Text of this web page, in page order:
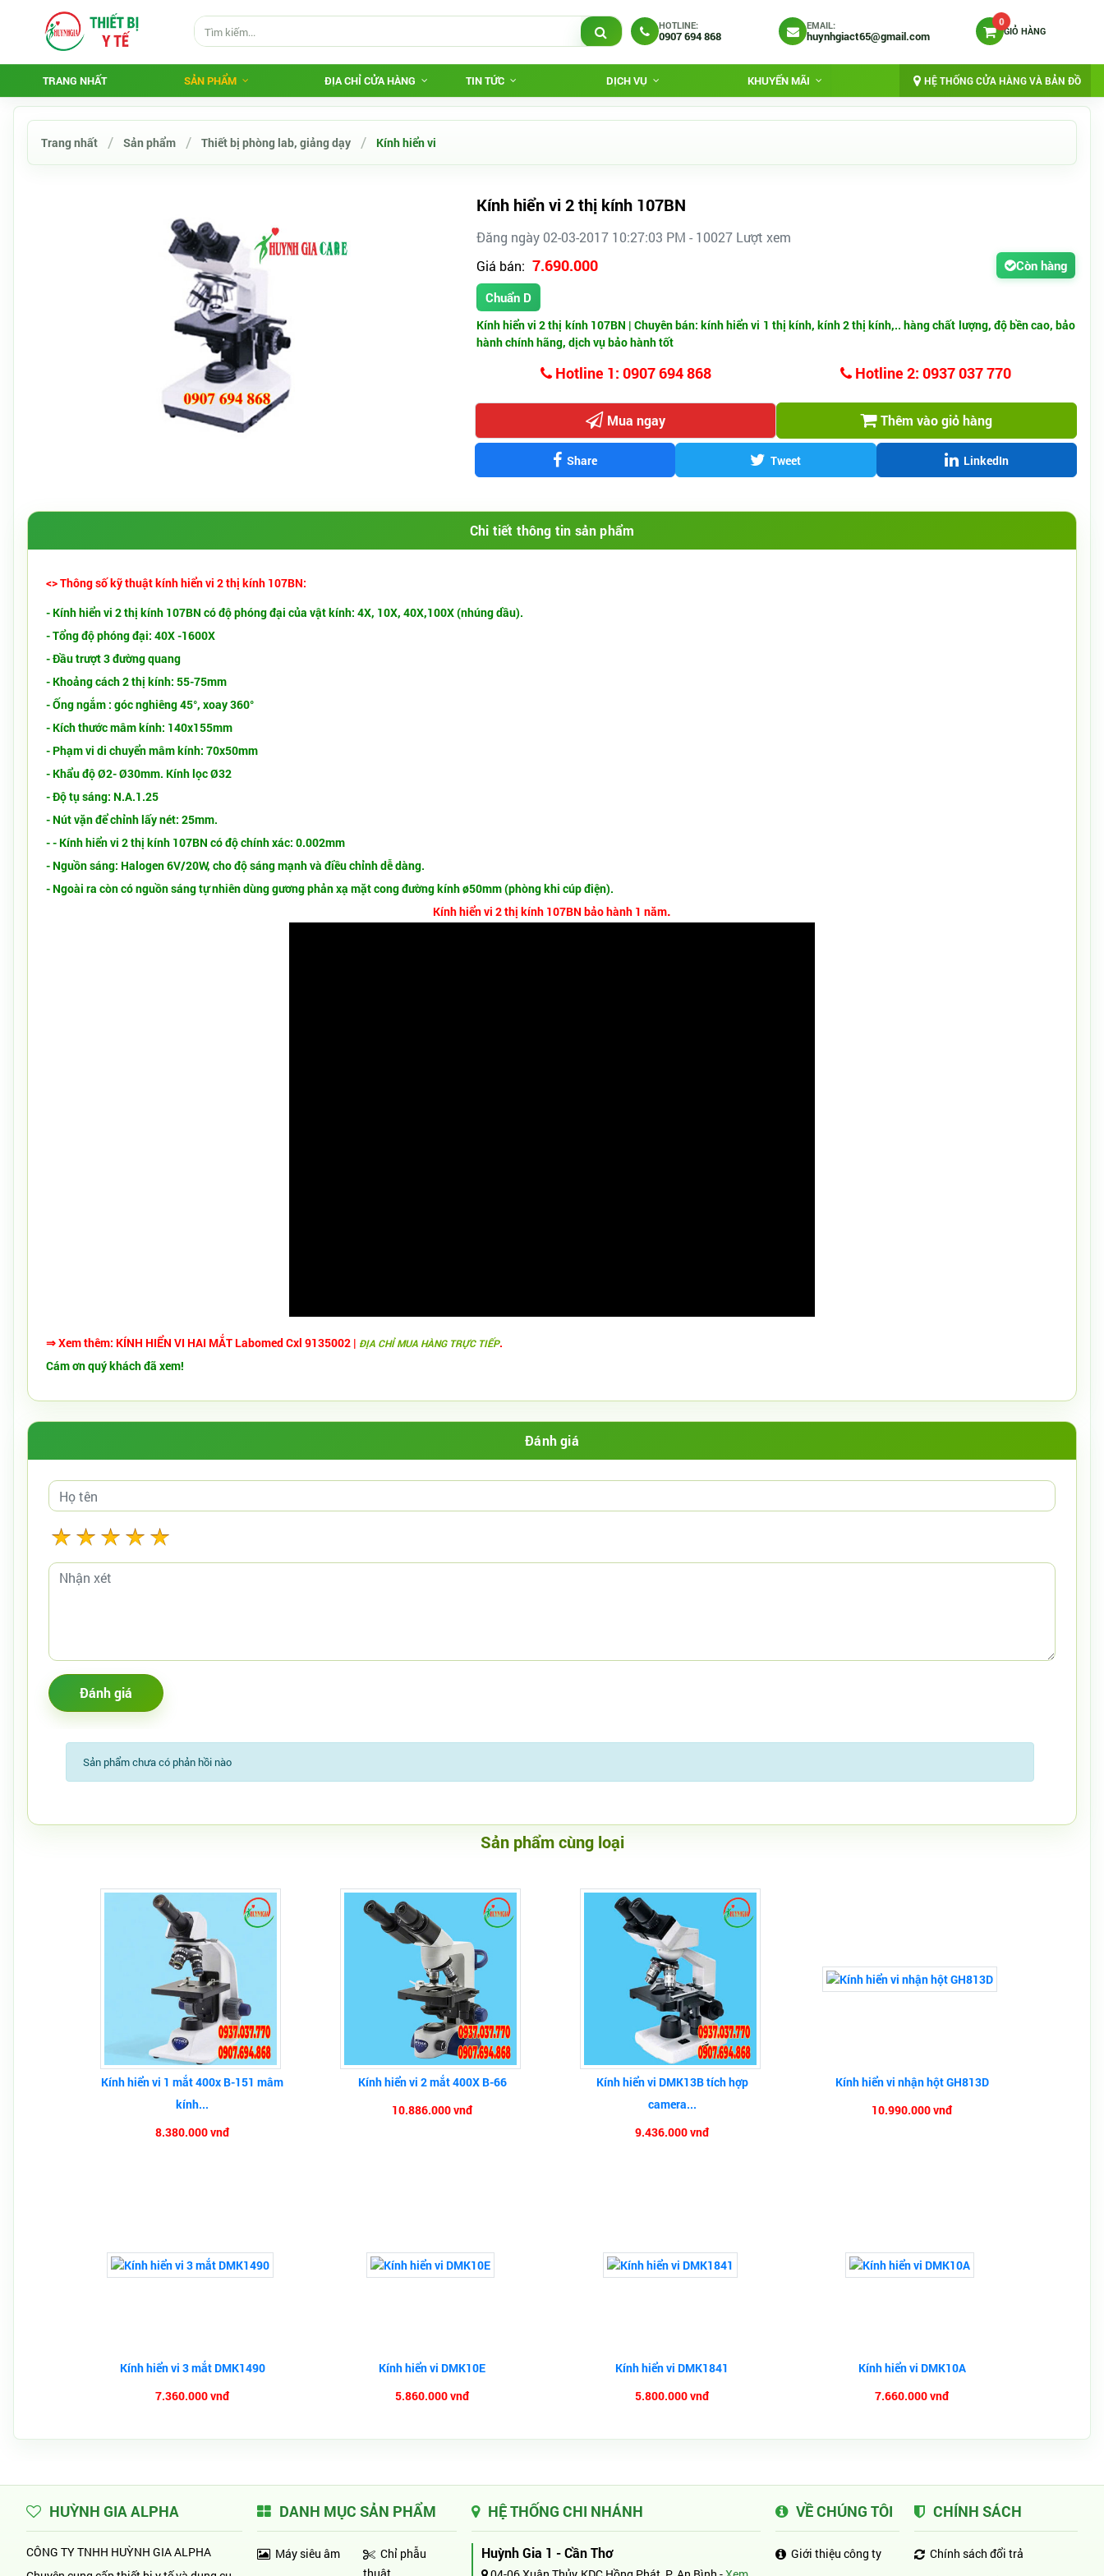
HOTLINE:
0907 694 868
EMAIL:
huynhgiact65@gmail.com
0
GIỎ HÀNG
TRANG NHẤT SẢN PHẨM ĐỊA CHỈ CỬA HÀNG TIN TỨC DỊCH VỤ KHUYẾN MÃI HỆ THỐNG CỬA HÀNG VÀ BẢN ĐỒ
Trang nhất Sản phẩm Thiết bị phòng lab, giảng dạy Kính hiển vi
Kính hiển vi 2 thị kính 107BN
Đăng ngày 02-03-2017 10:27:03 PM - 10027 Lượt xem
Giá bán: 7.690.000
Còn hàng
Chuẩn D
Kính hiển vi 2 thị kính 107BN | Chuyên bán: kính hiển vi 1 thị kính, kính 2 thị kính,..hàng chất lượng, độ bền cao, bảo
hành chính hãng, dịch vụ bảo hành tốt
Hotline 1: 0907 694 868 Hotline 2: 0937 037 770
Mua ngay Thêm vào giỏ hàng
Share Tweet LinkedIn
Chi tiết thông tin sản phẩm
<> Thông số kỹ thuật kính hiển vi 2 thị kính 107BN:
- Kính hiển vi 2 thị kính 107BN có độ phóng đại của vật kính: 4X, 10X, 40X,100X (nhúng dầu).
- Tổng độ phóng đại: 40X -1600X
- Đầu trượt 3 đường quang
- Khoảng cách 2 thị kính: 55-75mm
- Ống ngắm : góc nghiêng 45°, xoay 360°
- Kích thước mâm kính: 140x155mm
- Phạm vi di chuyển mâm kính: 70x50mm
- Khẩu độ Ø2- Ø30mm. Kính lọc Ø32
- Độ tụ sáng: N.A.1.25
- Nút vặn để chỉnh lấy nét: 25mm.
-- Kính hiển vi 2 thị kính 107BN có độ chính xác: 0.002mm
- Nguồn sáng: Halogen 6V/20W, cho độ sáng mạnh và điều chỉnh dễ dàng.
- Ngoài ra còn có nguồn sáng tự nhiên dùng gương phản xạ mặt cong đường kính ø50mm (phòng khi cúp điện).
Kính hiển vi 2 thị kính 107BN bảo hành 1 năm.
⇒Xem thêm: KÍNH HIỂN VI HAI MẮT Labomed Cxl 9135002 | ĐỊA CHỈ MUA HÀNG TRỰC TIẾP.
Cám ơn quý khách đã xem!
Đánh giá
Sản phẩm chưa có phản hồi nào
Sản phẩm cùng loại
Kính hiển vi 1 mắt 400x B-151 mâm
kính...
8.380.000 vnđ
Kính hiển vi 2 mắt 400X B-66
10.886.000 vnđ
Kính hiển vi DMK13B tích hợp
camera...
9.436.000 vnđ
Kính hiển vi nhận hột GH813D
10.990.000 vnđ
Kính hiển vi 3 mắt DMK1490
7.360.000 vnđ
Kính hiển vi DMK10E
5.860.000 vnđ
Kính hiển vi DMK1841
5.800.000 vnđ
Kính hiển vi DMK10A
7.660.000 vnđ
HUỲNH GIA ALPHA
CÔNG TY TNHH HUỲNH GIA ALPHA
DANH MỤC SẢN PHẨM
Máy siêu âm
Chỉ phẫu
HỆ THỐNG CHI NHÁNH
Huỳnh Gia 1 - Cần Thơ
VỀ CHÚNG TÔI
Giới thiệu công ty
CHÍNH SÁCH
Chính sách đổi trả